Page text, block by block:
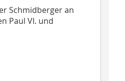
Schmidberger an
Paul VI. und